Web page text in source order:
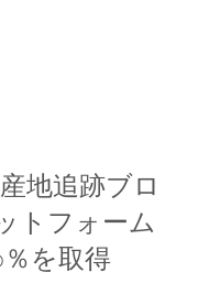
地追跡ブロ
トフォーム
％を取得